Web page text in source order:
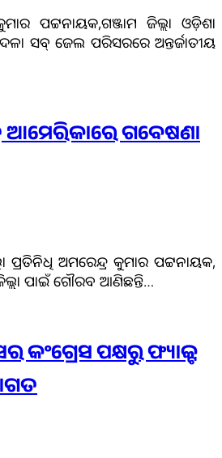
ପଟ୍ଟନାୟକ,ଗଞ୍ଜାମ ଜିଲ୍ଲା ଓଡ଼ିଶା
ସବ୍ ଜେଲ ପରିସରରେ ଅନ୍ତର୍ଜାତୀୟ
ଆମେରିକାରେ ଗବେଷଣା
ପ୍ରତିନିଧି ଅମରେନ୍ଦ୍ର କୁମାର ପଟ୍ଟନାୟକ,
ପାଇଁ ଗୌରବ ଆଣିଛନ୍ତି…
ପକ୍ଷରୁ ଫ୍ୟାକ୍ଟ